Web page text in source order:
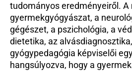
tudományos eredményeiről. A
gyermekgyógyászat, a
gégészet, a pszichológia, a
dietetika, az
gyógypedagógia képviselői
hangsúlyozva, hogy a